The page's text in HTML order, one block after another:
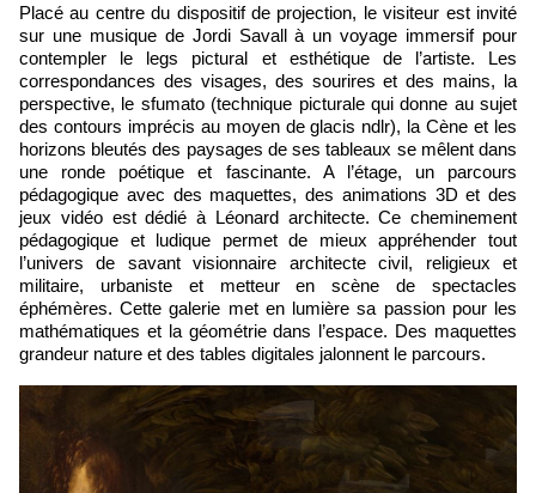
Placé au centre du dispositif de projection, le visiteur est invité
sur une musique de Jordi Savall à un voyage immersif pour
contempler le legs pictural et esthétique de l’artiste. Les
correspondances des visages, des sourires et des mains, la
perspective, le sfumato (technique picturale qui donne au sujet
des contours imprécis au moyen de glacis ndlr), la Cène et les
horizons bleutés des paysages de ses tableaux se mêlent dans
une ronde poétique et fascinante. A l’étage, un parcours
pédagogique avec des maquettes, des animations 3D et des
jeux vidéo est dédié à Léonard architecte. Ce cheminement
pédagogique et ludique permet de mieux appréhender tout
l’univers de savant visionnaire architecte civil, religieux et
militaire, urbaniste et metteur en scène de spectacles
éphémères. Cette galerie met en lumière sa passion pour les
mathématiques et la géométrie dans l’espace. Des maquettes
grandeur nature et des tables digitales jalonnent le parcours.